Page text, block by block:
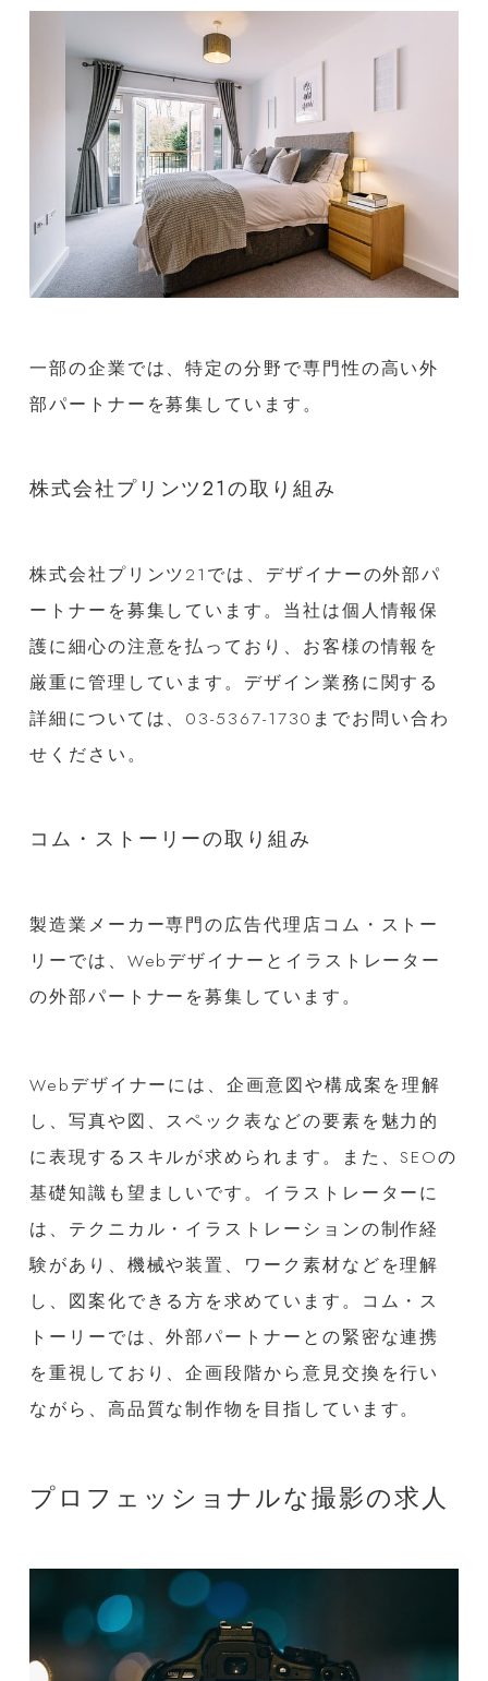
一部の企業では、特定の分野で専門性の高い外
部パートナーを募集しています。
株式会社プリンツ21の取り組み
株式会社プリンツ21では、デザイナーの外部パ
ートナーを募集しています。当社は個人情報保
護に細心の注意を払っており、お客様の情報を
厳重に管理しています。デザイン業務に関する
詳細については、03-5367-1730までお問い合わ
せください。
コム・ストーリーの取り組み
製造業メーカー専門の広告代理店コム・ストー
リーでは、Webデザイナーとイラストレーター
の外部パートナーを募集しています。
Webデザイナーには、企画意図や構成案を理解
し、写真や図、スペック表などの要素を魅力的
に表現するスキルが求められます。また、SEOの
基礎知識も望ましいです。イラストレーターに
は、テクニカル・イラストレーションの制作経
験があり、機械や装置、ワーク素材などを理解
し、図案化できる方を求めています。コム・ス
トーリーでは、外部パートナーとの緊密な連携
を重視しており、企画段階から意見交換を行い
ながら、高品質な制作物を目指しています。
プロフェッショナルな撮影の求人